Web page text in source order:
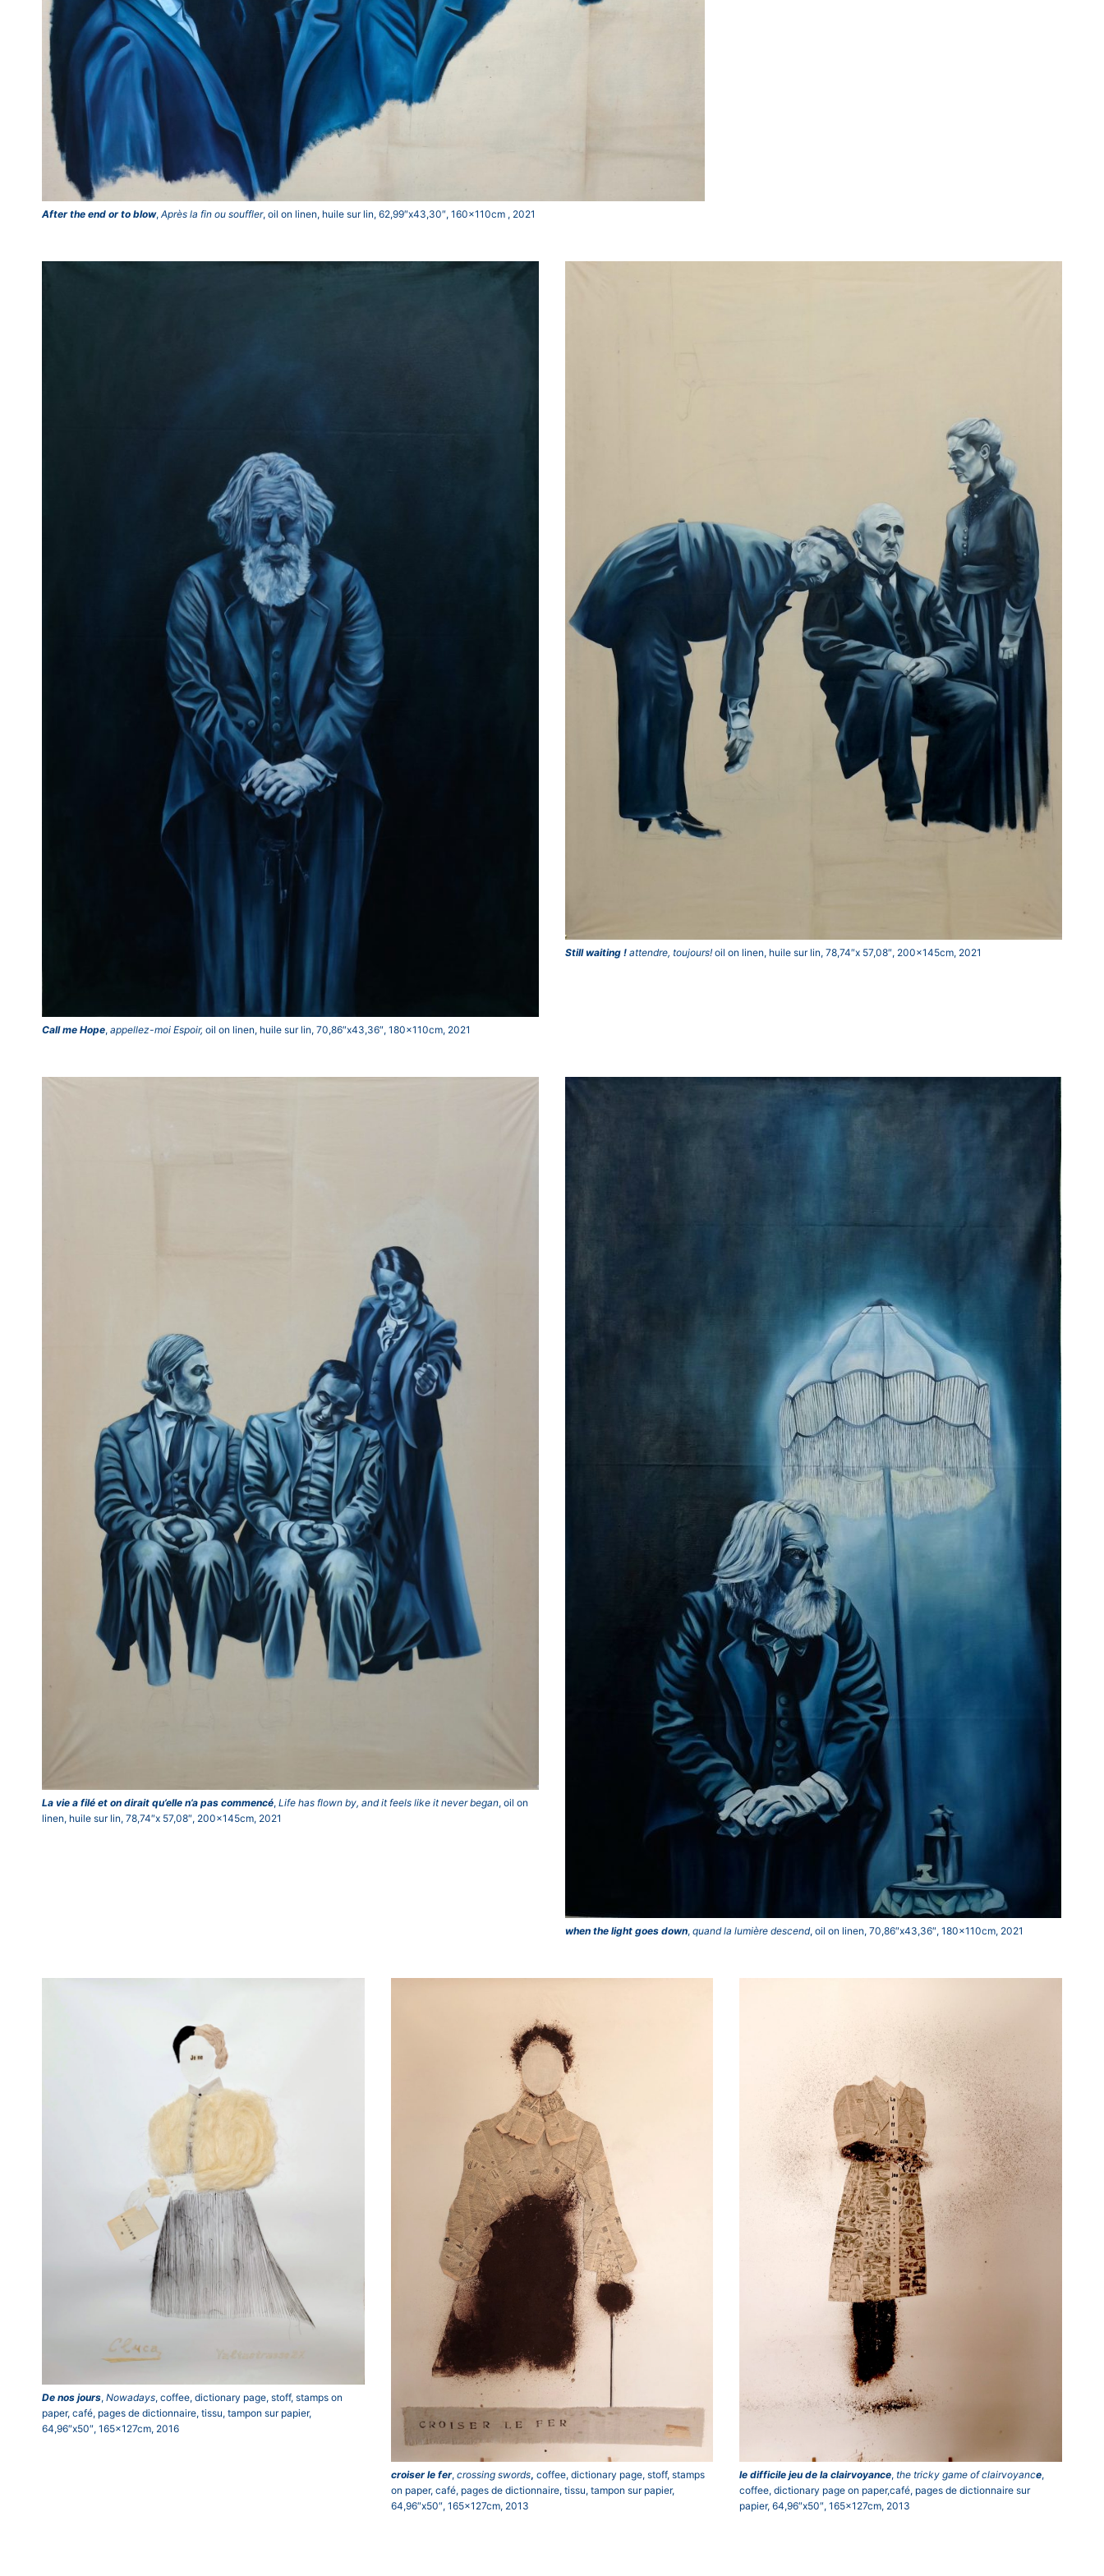
After the end or to blow, Après la fin ou souffler, oil on linen, huile sur lin, 62,99″x43,30″, 160x110cm , 2021
Call me Hope, appellez-moi Espoir, oil on linen, huile sur lin, 70,86″x43,36″, 180x110cm, 2021
Still waiting ! attendre, toujours! oil on linen, huile sur lin, 78,74″x 57,08″, 200x145cm, 2021
La vie a filé et on dirait qu’elle n’a pas commencé, Life has flown by, and it feels like it never began, oil on
linen, huile sur lin, 78,74″x 57,08″, 200x145cm, 2021
when the light goes down, quand la lumière descend, oil on linen, 70,86″x43,36″, 180x110cm, 2021
De nos jours, Nowadays, coffee, dictionary page, stoff, stamps on
paper, café, pages de dictionnaire, tissu, tampon sur papier,
64,96″x50″, 165x127cm, 2016
croiser le fer, crossing swords, coffee, dictionary page, stoff, stamps
on paper, café, pages de dictionnaire, tissu, tampon sur papier,
64,96″x50″, 165x127cm, 2013
le difficile jeu de la clairvoyance, the tricky game of clairvoyance,
coffee, dictionary page on paper,café, pages de dictionnaire sur
papier, 64,96″x50″, 165x127cm, 2013